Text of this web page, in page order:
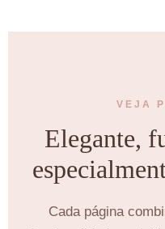
VEJA
Elegante,
Cada página